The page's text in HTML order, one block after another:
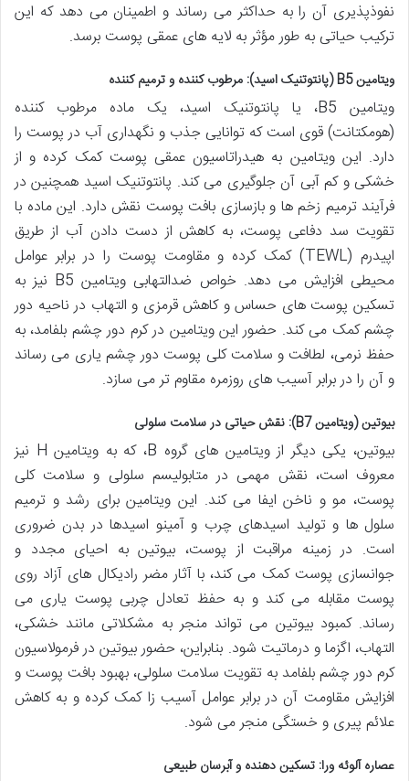
نفوذپذیری آن را به حداکثر می رساند و اطمینان می دهد که این
ترکیب حیاتی به طور مؤثر به لایه های عمقی پوست برسد.
ویتامین B5 (پانتوتنیک اسید): مرطوب کننده و ترمیم کننده
ویتامین B5، یا پانتوتنیک اسید، یک ماده مرطوب کننده
(هومکتانت) قوی است که توانایی جذب و نگهداری آب در پوست را
دارد. این ویتامین به هیدراتاسیون عمقی پوست کمک کرده و از
خشکی و کم آبی آن جلوگیری می کند. پانتوتنیک اسید همچنین در
فرآیند ترمیم زخم ها و بازسازی بافت پوست نقش دارد. این ماده با
تقویت سد دفاعی پوست، به کاهش از دست دادن آب از طریق
اپیدرم (TEWL) کمک کرده و مقاومت پوست را در برابر عوامل
محیطی افزایش می دهد. خواص ضدالتهابی ویتامین B5 نیز به
تسکین پوست های حساس و کاهش قرمزی و التهاب در ناحیه دور
چشم کمک می کند. حضور این ویتامین در کرم دور چشم بلفامد، به
حفظ نرمی، لطافت و سلامت کلی پوست دور چشم یاری می رساند
و آن را در برابر آسیب های روزمره مقاوم تر می سازد.
بیوتین (ویتامین B7): نقش حیاتی در سلامت سلولی
بیوتین، یکی دیگر از ویتامین های گروه B، که به ویتامین H نیز
معروف است، نقش مهمی در متابولیسم سلولی و سلامت کلی
پوست، مو و ناخن ایفا می کند. این ویتامین برای رشد و ترمیم
سلول ها و تولید اسیدهای چرب و آمینو اسیدها در بدن ضروری
است. در زمینه مراقبت از پوست، بیوتین به احیای مجدد و
جوانسازی پوست کمک می کند، با آثار مضر رادیکال های آزاد روی
پوست مقابله می کند و به حفظ تعادل چربی پوست یاری می
رساند. کمبود بیوتین می تواند منجر به مشکلاتی مانند خشکی،
التهاب، اگزما و درماتیت شود. بنابراین، حضور بیوتین در فرمولاسیون
کرم دور چشم بلفامد به تقویت سلامت سلولی، بهبود بافت پوست و
افزایش مقاومت آن در برابر عوامل آسیب زا کمک کرده و به کاهش
علائم پیری و خستگی منجر می شود.
عصاره آلوئه ورا: تسکین دهنده و آبرسان طبیعی